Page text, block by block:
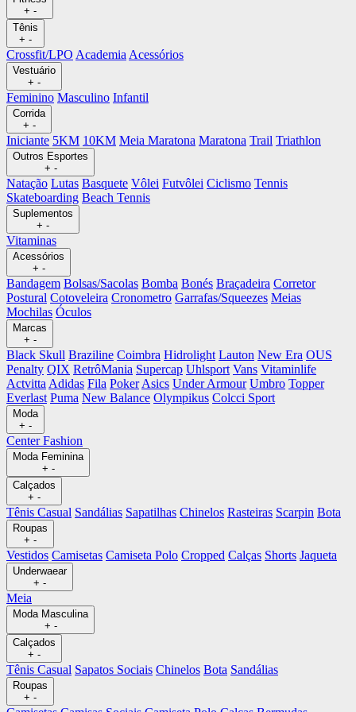
+ -
Tênis
+ -
Crossfit/LPO Academia Acessórios
Vestuário
+ -
Feminino Masculino Infantil
Corrida
+ -
Iniciante 5KM 10KM Meia Maratona Maratona Trail Triathlon
Outros Esportes
+ -
Natação Lutas Basquete Vôlei Futvôlei Ciclismo Tennis
Skateboarding Beach Tennis
Suplementos
+ -
Vitaminas
Acessórios
+ -
Bandagem Bolsas/Sacolas Bomba Bonés Braçadeira Corretor
Postural Cotoveleira Cronometro Garrafas/Squeezes Meias
Mochilas Óculos
Marcas
+ -
Black Skull Braziline Coimbra Hidrolight Lauton New Era OUS
Penalty QIX RetrôMania Supercap Uhlsport Vans Vitaminlife
Actvitta Adidas Fila Poker Asics Under Armour Umbro Topper
Everlast Puma New Balance Olympikus Colcci Sport
Moda
+ -
Center Fashion
Moda Feminina
+ -
Calçados
+ -
Tênis Casual Sandálias Sapatilhas Chinelos Rasteiras Scarpin Bota
Roupas
+ -
Vestidos Camisetas Camiseta Polo Cropped Calças Shorts Jaqueta
Underwaear
+ -
Meia
Moda Masculina
+ -
Calçados
+ -
Tênis Casual Sapatos Sociais Chinelos Bota Sandálias
Roupas
+ -